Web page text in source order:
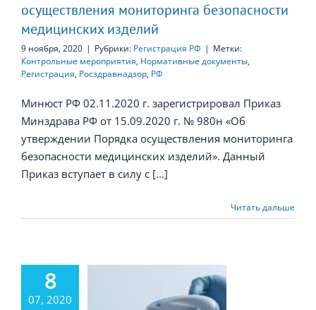
осуществления мониторинга безопасности
медицинских изделий
9 ноября, 2020 | Рубрики: Регистрация РФ | Метки:
Контрольные мероприятия, Нормативные документы,
Регистрация, Росздравнадзор, РФ
Минюст РФ 02.11.2020 г. зарегистрировал Приказ
Минздрава РФ от 15.09.2020 г. № 980н «Об
утверждении Порядка осуществления мониторинга
безопасности медицинских изделий». Данный
Приказ вступает в силу с [...]
Читать дальше
8
07, 2020
ряд